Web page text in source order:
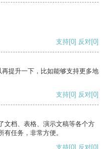
支持[0] 反对[0]
提升一下，比如能够支持更多地
支持[0] 反对[0]
文档、表格、演示文稿等各个方
任务，非常方便。
支持[0] 反对[0]